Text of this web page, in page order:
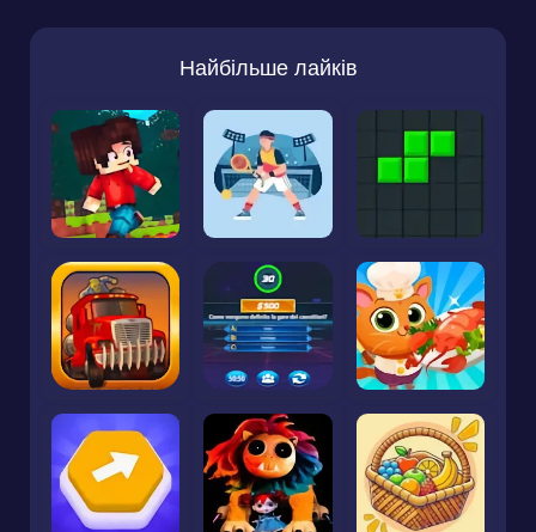
Найбільше лайків